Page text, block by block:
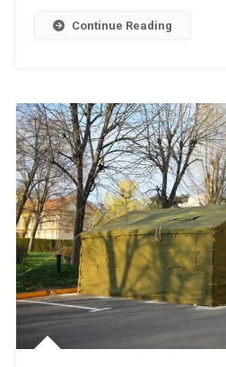
Continue Reading